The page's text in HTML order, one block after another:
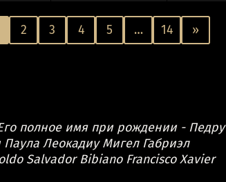
2 3 4 5 … 14 »
полное имя при рождении - Педру
Леокадиу Мигел Габриэл
Salvador Bibiano Francisco Xavier